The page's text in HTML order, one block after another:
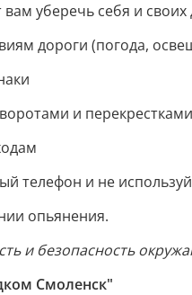
уберечь себя и своих
дороги (погода,
и перекрестками
телефон и не
опьянения.
и безопасность
Смоленск"